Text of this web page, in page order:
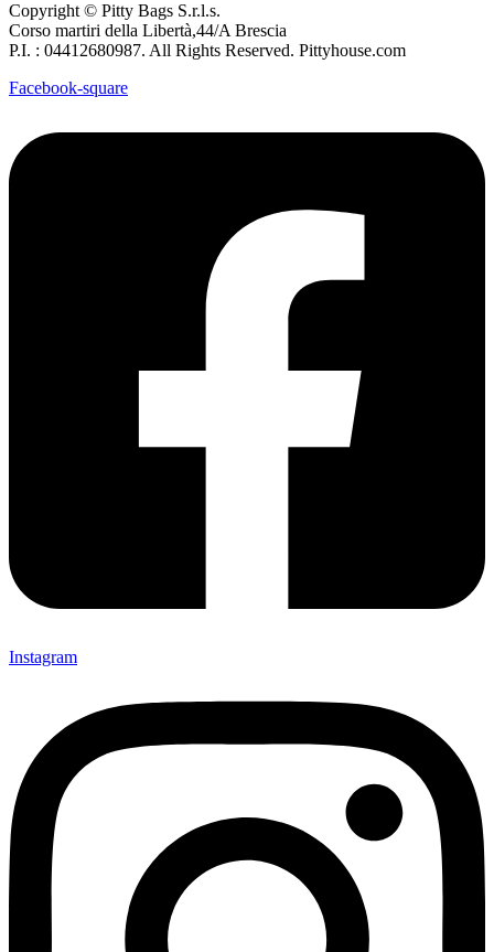
Copyright © Pitty Bags S.r.l.s.
Corso martiri della Libertà,44/A Brescia
P.I. : 04412680987. All Rights Reserved. Pittyhouse.com
Facebook-square
Instagram